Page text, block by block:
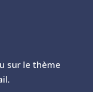
sur le thème